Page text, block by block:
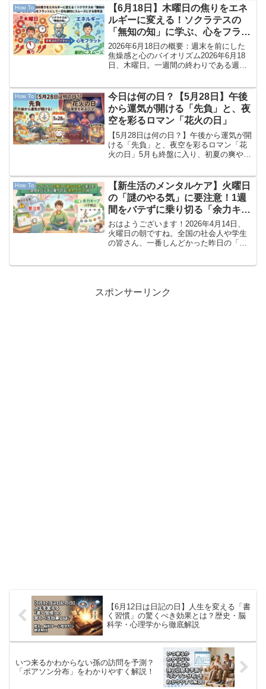
す。それが、1999年5月19日に全米で公
開された『スター・...
How To
【6月18日】木曜日の焦りをエネ
ルギーに変える！ソクラテスの
「無知の知」に学ぶ、心をフラッ
トにして一日を劇的にスムーズに
する思考法
2026年6月18日の概要：週末を前にした
焦燥感と心のバイオリズム2026年6月18
日、木曜日。一週間の終わりである週末
日、あと少しで休みだ…」とカウントダ
ウンを始めたく...
How To
今日は何の日？【5月28日】午後
から運気が開ける「先負」と、夜
空を彩るロマン「花火の日」
【5月28日は何の日？】午後から運気が開
ける「先負」と、夜空を彩るロマン「花
火の日」5月も終盤に入り、初夏の爽やか
の木曜日、皆様いかがお過ごしでしょう
か。本日は2026...
How To
【新生活のメンタルケア】火曜日
の「謎のやる気」に要注意！1週
間をバテずに乗り切る「余力キー
プ」術
おはようございます！2026年4月14日、
火曜日の朝ですね。全国の社会人や学生
の皆さん、一番しんどかった昨日の「月
スポンサーリンク
【6月12日は日記の日】人生を変える「書
く習慣」の驚くべき効果とは？歴史・脳
科学・心理学から徹底解説
いつ来るかわからない孫の訪問を予測？
「ポアソン分布」をわかりやすく解説！